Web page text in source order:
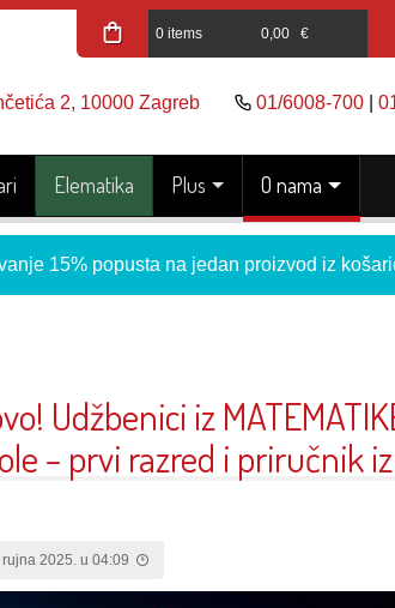
0 items 0,00 €
2, 10000 Zagreb 01/6008-700|
Elematika Plus O nama
15% popusta na jedan proizvod iz
Udžbenici iz
– prvi razred i priručnik iz
rujna 2025. u 04:09